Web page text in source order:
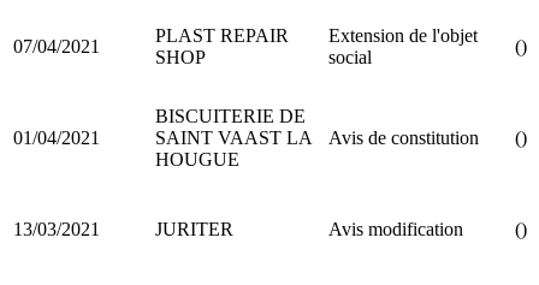
07/04/2021
PLAST REPAIR
SHOP
Extension de l'objet
social
()
01/04/2021
BISCUITERIE DE
SAINT VAAST LA
HOUGUE
Avis de constitution ()
13/03/2021 JURITER Avis modification ()